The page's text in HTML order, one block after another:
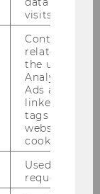
wie
Top Le­
visits.
Contains
related
the user. If
Analytics and
Ads accounts
linked, the
tags on the
website read
cookie.
Used to
request rate.